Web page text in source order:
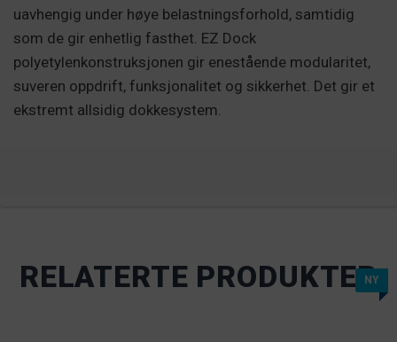
uavhengig under høye belastningsforhold, samtidig
som de gir enhetlig fasthet. EZ Dock
polyetylenkonstruksjonen gir enestående modularitet,
suveren oppdrift, funksjonalitet og sikkerhet. Det gir et
ekstremt allsidig dokkesystem.
RELATERTE PRODUKTER
NY